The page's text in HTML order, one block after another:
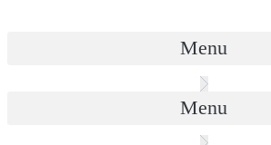
Menu
Menu